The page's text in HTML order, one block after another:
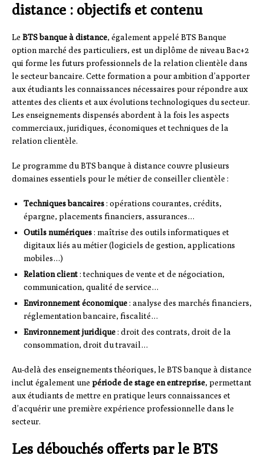
distance : objectifs et contenu
Le BTS banque à distance, également appelé BTS Banque
option marché des particuliers, est un diplôme de niveau Bac+2
qui forme les futurs professionnels de la relation clientèle dans
le secteur bancaire. Cette formation a pour ambition d’apporter
aux étudiants les connaissances nécessaires pour répondre aux
attentes des clients et aux évolutions technologiques du secteur.
Les enseignements dispensés abordent à la fois les aspects
commerciaux, juridiques, économiques et techniques de la
relation clientèle.
Le programme du BTS banque à distance couvre plusieurs
domaines essentiels pour le métier de conseiller clientèle :
Techniques bancaires: opérations courantes, crédits,
épargne, placements financiers, assurances…
Outils numériques: maîtrise des outils informatiques et
digitaux liés au métier (logiciels de gestion, applications
mobiles…)
Relation client: techniques de vente et de négociation,
communication, qualité de service…
Environnement économique: analyse des marchés financiers,
réglementation bancaire, fiscalité…
Environnement juridique: droit des contrats, droit de la
consommation, droit du travail…
Au-delà des enseignements théoriques, le BTS banque à distance
inclut également une période de stage en entreprise, permettant
aux étudiants de mettre en pratique leurs connaissances et
d’acquérir une première expérience professionnelle dans le
secteur.
Les débouchés offerts par le BTS